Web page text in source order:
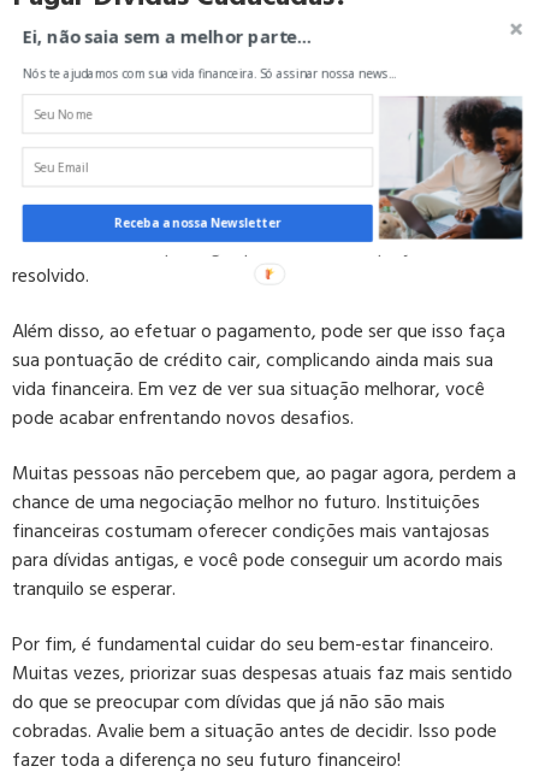
Quando você pensa em pagar dívidas caducadas, é importante
avaliar as consequências desse ato. Ao quitar uma dívida que já
está fora do prazo, você pode acabar reativando essa
cobrança no seu histórico de crédito.
Ao invés de se livrar do problema, a dívida pode voltar a causar
dor de cabeça. Imagine ter dificuldades na hora de conseguir
um financiamento por algo que você achou que já estava
resolvido.
Além disso, ao efetuar o pagamento, pode ser que isso faça
sua pontuação de crédito cair, complicando ainda mais sua
vida financeira. Em vez de ver sua situação melhorar, você
pode acabar enfrentando novos desafios.
Muitas pessoas não percebem que, ao pagar agora, perdem a
chance de uma negociação melhor no futuro. Instituições
financeiras costumam oferecer condições mais vantajosas
para dívidas antigas, e você pode conseguir um acordo mais
tranquilo se esperar.
Por fim, é fundamental cuidar do seu bem-estar financeiro.
Muitas vezes, priorizar suas despesas atuais faz mais sentido
do que se preocupar com dívidas que já não são mais
cobradas. Avalie bem a situação antes de decidir. Isso pode
fazer toda a diferença no seu futuro financeiro!
Ei, não saia sem a melhor parte...
Nós te ajudamos com sua vida financeira. Só assinar nossa news...
Receba a nossa Newsletter